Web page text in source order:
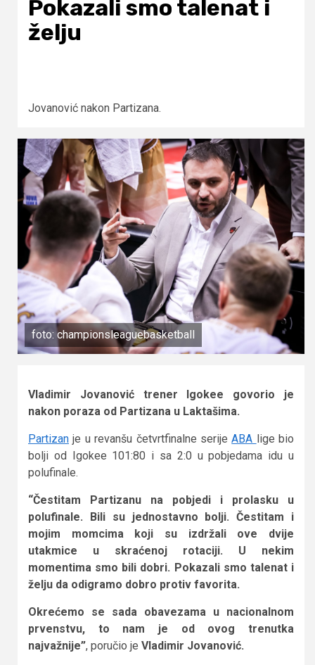
Pokazali smo talenat i
želju
Jovanović nakon Partizana.
foto: championsleaguebasketball
Vladimir Jovanović trener Igokee govorio je
nakon poraza od Partizana u Laktašima.
Partizan je u revanšu četvrtfinalne serijeABA lige bio
bolji od Igokee 101:80 i sa 2:0 u pobjedama idu u
polufinale.
“Čestitam Partizanu na pobjedi i prolasku u
polufinale. Bili su jednostavno bolji. Čestitam i
mojim momcima koji su izdržali ove dvije
utakmice u skraćenoj rotaciji. U nekim
momentima smo bili dobri. Pokazali smo talenat i
želju da odigramo dobro protiv favorita.
Okrećemo se sada obavezama u nacionalnom
prvenstvu, to nam je od ovog trenutka
najvažnije”, poručio je Vladimir Jovanović.